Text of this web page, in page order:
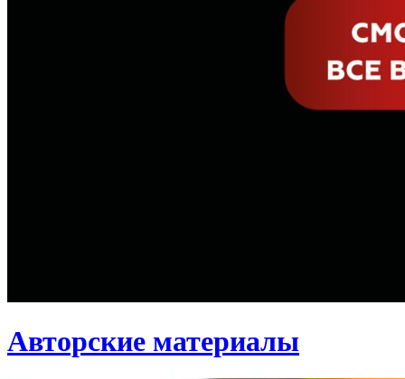
Авторские материалы